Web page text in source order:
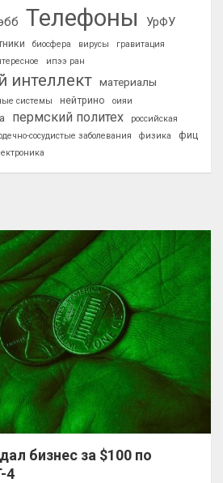
Телефоны УрФУ
биосфера вирусы
гравитация
ипээ ран
интеллект материалы
системы нейтрино оияи
пермский политех
российская
сосудистые заболевания физика
фиц
бизнес за $100 по
4